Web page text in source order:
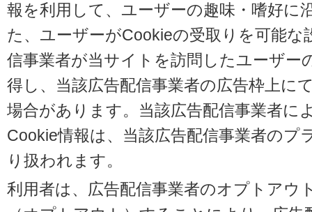
報を利用して、ユーザーの趣味・嗜好に
た、ユーザーがCookieの受取りを可能
信事業者が当サイトを訪問したユーザー
得し、当該広告配信事業者の広告枠上に
場合があります。当該広告配信事業者に
Cookie情報は、当該広告配信事業者のプ
り扱われます。
利用者は、広告配信事業者のオプトアウ